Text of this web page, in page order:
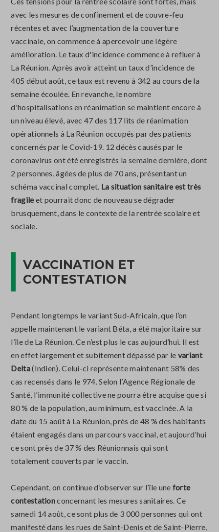
avec les mesures de confinement et de couvre-feu
récentes et avec l’augmentation de la couverture
vaccinale, on commence à apercevoir une légère
amélioration. Le taux d'incidence commence à refluer à
La Réunion. Après avoir atteint un taux d’incidence de
405 début août, ce taux est revenu à 342 au cours de la
semaine écoulée. En revanche, le nombre
d'hospitalisations en réanimation se maintient encore à
un niveau élevé, avec 47 des 117 lits de réanimation
opérationnels à La Réunion occupés par des patients
concernés par le Covid-19. 12 décès causés par le
coronavirus ont été enregistrés la semaine dernière, dont
2 personnes, âgées de plus de 70 ans, présentant un
schéma vaccinal complet. La situation sanitaire est très
fragileet pourrait donc de nouveau se dégrader
brusquement, dans le contexte de la rentrée scolaire et
sociale.
VACCINATION ET
CONTESTATION
Pendant longtemps le variant Sud-Africain, que l’on
appelle maintenant le variant Béta, a été majoritaire sur
l’île de La Réunion. Ce n’est plus le cas aujourd’hui. Il est
en effet largement et subitement dépassé par le variant
Delta(Indien). Celui-ci représente maintenant 58% des
cas recensés dans le 974. Selon l’Agence Régionale de
Santé, l'immunité collective ne pourra être acquise que si
80 % de la population, au minimum, est vaccinée. A la
date du 15 août à La Réunion, près de 48 % des habitants
étaient engagés dans un parcours vaccinal, et aujourd’hui
ce sont près de 37 % des Réunionnais qui sont
totalement couverts par le vaccin.
Cependant, on continue d’observer sur l’île une forte
contestationconcernant les mesures sanitaires. Ce
samedi 14 août, ce sont plus de 3 000 personnes qui ont
manifesté dans les rues de Saint-Denis et de Saint-Pierre,